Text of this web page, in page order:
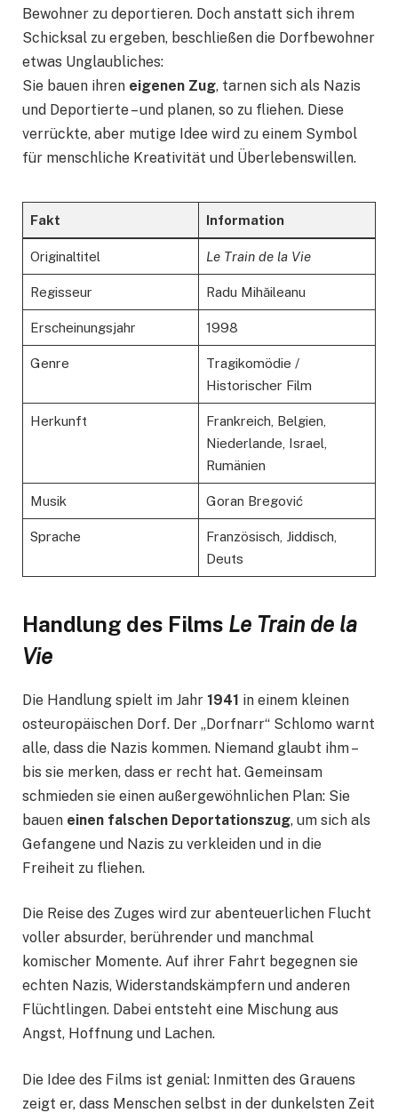
Bewohner zu deportieren. Doch anstatt sich ihrem
Schicksal zu ergeben, beschließen die Dorfbewohner
etwas Unglaubliches:
Sie bauen ihren eigenen Zug, tarnen sich als Nazis
und Deportierte – und planen, so zu fliehen. Diese
verrückte, aber mutige Idee wird zu einem Symbol
für menschliche Kreativität und Überlebenswillen.
Fakt Information
Originaltitel Le Train de la Vie
Regisseur Radu Mihăileanu
Erscheinungsjahr 1998
Genre
Tragikomödie /
Historischer Film
Herkunft
Frankreich, Belgien,
Niederlande, Israel,
Rumänien
Musik Goran Bregović
Sprache
Französisch, Jiddisch,
Deuts
Handlung des Films Le Train de la
Vie
Die Handlung spielt im Jahr 1941 in einem kleinen
osteuropäischen Dorf. Der „Dorfnarr“ Schlomo warnt
alle, dass die Nazis kommen. Niemand glaubt ihm –
bis sie merken, dass er recht hat. Gemeinsam
schmieden sie einen außergewöhnlichen Plan: Sie
bauen einen falschen Deportationszug, um sich als
Gefangene und Nazis zu verkleiden und in die
Freiheit zu fliehen.
Die Reise des Zuges wird zur abenteuerlichen Flucht
voller absurder, berührender und manchmal
komischer Momente. Auf ihrer Fahrt begegnen sie
echten Nazis, Widerstandskämpfern und anderen
Flüchtlingen. Dabei entsteht eine Mischung aus
Angst, Hoffnung und Lachen.
Die Idee des Films ist genial: Inmitten des Grauens
zeigt er, dass Menschen selbst in der dunkelsten Zeit